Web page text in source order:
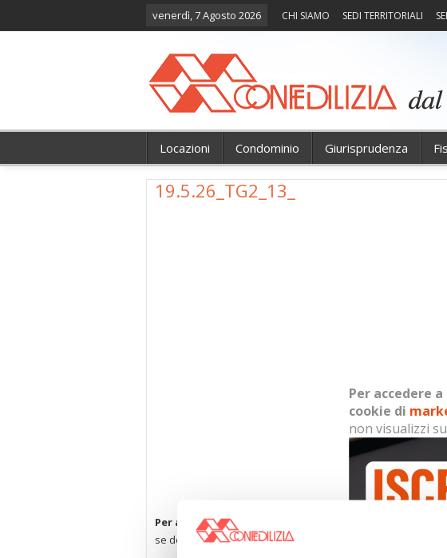
venerdì, 7 Agosto 2026 CHI SIAMO SEDI TERRITORIALI
Locazioni Condominio Giurisprudenza
19.5.26_TG2_13_
Per accedere a questi contenuti è necessario
se dopo il consenso non visualizzi subito il contenuto.
Per accedere
cookie di
non visualizzi